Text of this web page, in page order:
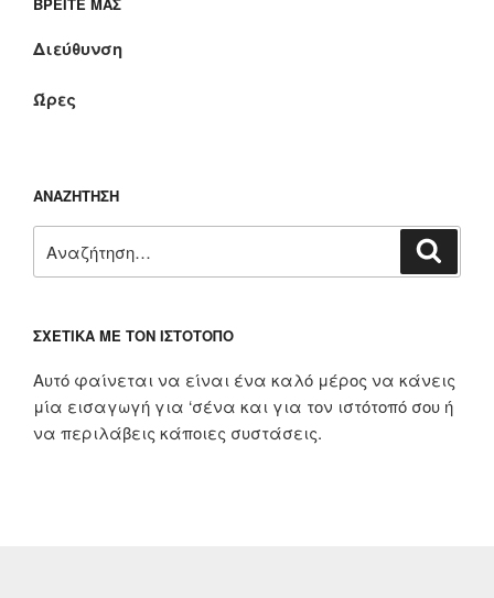
Διεύθυνση
Ώρες
ΑΝΑΖΉΤΗΣΗ
για:
ΣΧΕΤΙΚΆ ΜΕ ΤΟΝ ΙΣΤΌΤΟΠΟ
Αυτό φαίνεται να είναι ένα καλό μέρος να κάνεις
μία εισαγωγή για ‘σένα και για τον ιστότοπό σου ή
να περιλάβεις κάποιες συστάσεις.